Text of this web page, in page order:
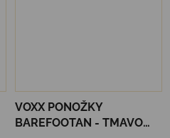
VOXX PONOŽKY
BAREFOOTAN - TMAVO